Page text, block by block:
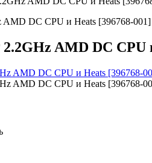
AMD DC CPU и Heats [396768-001]
AMD DC CPU